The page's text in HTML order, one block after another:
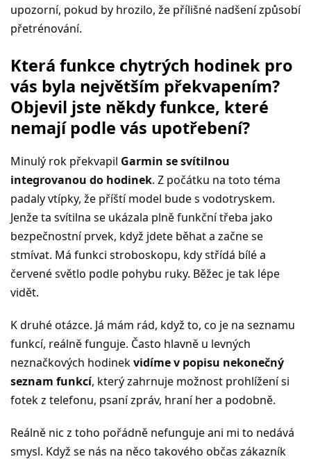
upozorní, pokud by hrozilo, že přílišné nadšení způsobí
přetrénování.
Která funkce chytrých hodinek pro
vás byla největším překvapením?
Objevil jste někdy funkce, které
nemají podle vás upotřebení?
Minulý rok překvapil Garmin se svítilnou
integrovanou do hodinek. Z počátku na toto téma
padaly vtípky, že příští model bude s vodotryskem.
Jenže ta svítilna se ukázala plně funkční třeba jako
bezpečnostní prvek, když jdete běhat a začne se
stmívat. Má funkci stroboskopu, kdy střídá bílé a
červené světlo podle pohybu ruky. Běžec je tak lépe
vidět.
K druhé otázce. Já mám rád, když to, co je na seznamu
funkcí, reálně funguje. Často hlavně u levných
neznačkových hodinekvidíme v popisu nekonečný
seznam funkcí, který zahrnuje možnost prohlížení si
fotek z telefonu, psaní zpráv, hraní her a podobně.
Reálně nic z toho pořádně nefunguje ani mi to nedává
smysl. Když se nás na něco takového občas zákazník